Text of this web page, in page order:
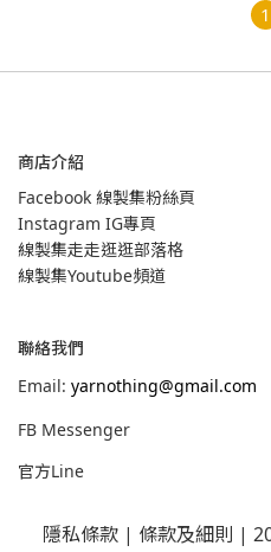
1
商店介紹
Facebook 線製集粉絲頁
Instagram IG專頁
線製集走走逛逛部落格
線製集Youtube頻道
聯絡我們
Email: yarnothing@gmail.com
FB Messenger
官方Line
隱私條款 | 條款及細則 |